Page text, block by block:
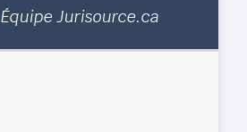
Équipe Jurisource.ca